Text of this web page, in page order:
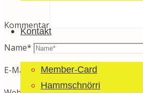
Kontakt
Member-Card
Hammschnörri
Kommentar
Name*
E-Mail
*